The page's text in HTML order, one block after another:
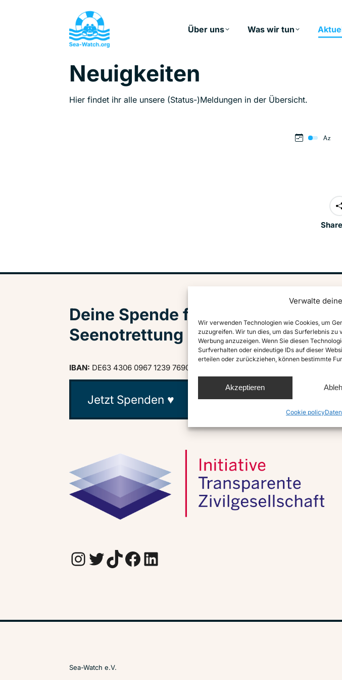
Verwalte
Wir verwenden Technologien wie Cookies, um
zuzugreifen. Wir tun dies, um das Surferlebnis
Werbung anzuzeigen. Wenn Sie diesen
Surfverhalten oder eindeutige IDs auf dieser
erteilen oder zurückziehen, können bestimmte
Akzeptieren
Cookie policy
Über uns Was wir tun
Neuigkeiten
Hier findet ihr alle unsere (Status-)Meldungen in der Übersicht.
Deine Spende für zivile
Seenotrettung
IBAN: DE63 4306 0967 1239 7690 03
Jetzt Spenden ♥
InstagramTwitter TikTok Facebook LinkedIn
Sea-Watch e.V.